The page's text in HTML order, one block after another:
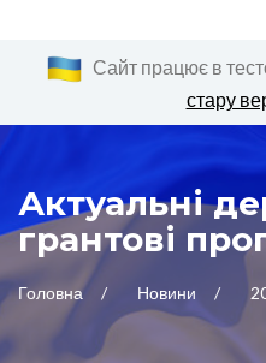
Сайт працює в
стару
Актуальні
грантові
Головна Новини